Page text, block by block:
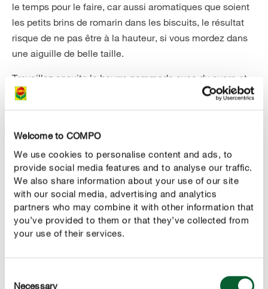
Welcome to COMPO
We use cookies to personalise content and ads, to
provide social media features and to analyse our traffic.
We also share information about your use of our site
with our social media, advertising and analytics
partners who may combine it with other information that
you’ve provided to them or that they’ve collected from
your use of their services.
Necessary
le temps pour le faire, car aussi aromatiques que soient
les petits brins de romarin dans les biscuits, le résultat
risque de ne pas être à la hauteur, si vous mordez dans
une aiguille de belle taille.
Travaillez ensuite le beurre pommade avec du sucre et
du sucre vanillé à l’aide d’un crochet pétrisseur, puis
ingrédients liquides à l’aide d’une cuillère. Formez une
boule avec la pâte et laissez-la reposer 30 minutes au
réfrigérateur, enroulée dans un film alimentaire.
Pendant ce temps, chemisez 1 à 2 plaques à pâtisserie
avec du papier de cuisson et préchauffez le four à
180 °C (four conventionnel). Formez à la main des
petites boules de pâte refroidie. Déposez-les sur la